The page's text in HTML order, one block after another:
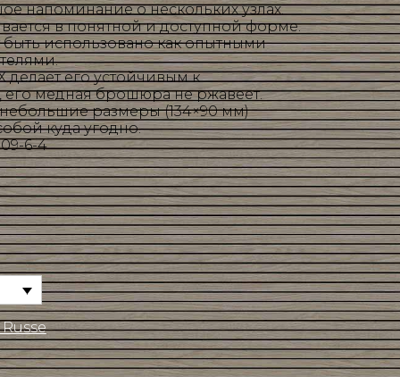
напоминание о нескольких узлах.
в понятной и доступной форме.
использовано как опытными
делает его устойчивым к
медная брошюра не ржавеет.
размеры (134×90 мм)
куда угодно.
6-4